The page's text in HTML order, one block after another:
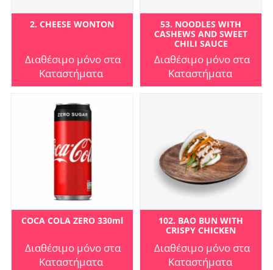
2. CHEESE WONTON
Διαθέσιμο μόνο στα
Καταστήματα
53. NOODLES WITH
CASHEWS AND SWEET
CHILI SAUCE
Διαθέσιμο μόνο στα
Καταστήματα
COCA COLA ZERO 330ml
Διαθέσιμο μόνο στα
Καταστήματα
102. BAO BUN WITH
CRISPY CHICKEN
Διαθέσιμο μόνο στα
Καταστήματα